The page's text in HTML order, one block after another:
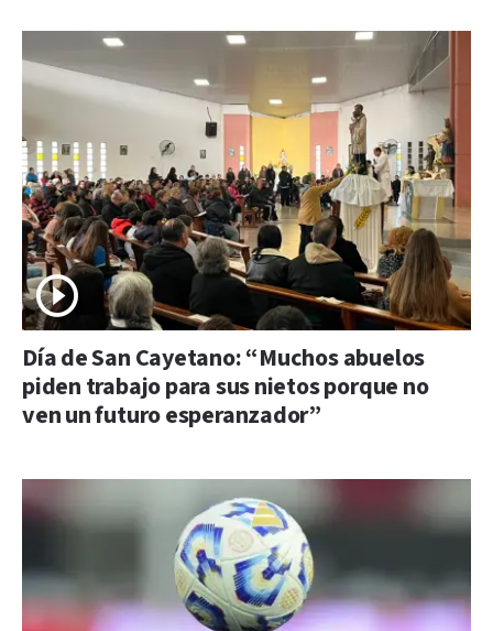
Día de San Cayetano: “Muchos abuelos
piden trabajo para sus nietos porque no
ven un futuro esperanzador”